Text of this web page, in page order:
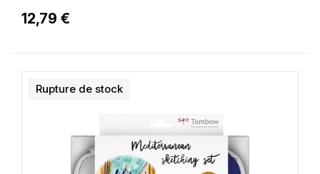
12,79 €
Rupture de stock